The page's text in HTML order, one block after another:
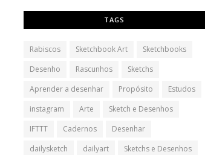
TAGS
Rabiscos Sketchbook Art
Sketchbooks
Desenho
Rascunhos
Sketchs
Aprender a desenhar
Propósito
Estudos
instagram
Arte
Sketch e Desenhos
IFTTT
Cadernos
Desenhar
dailysketch
dailyart
Sketchs e Desenhos